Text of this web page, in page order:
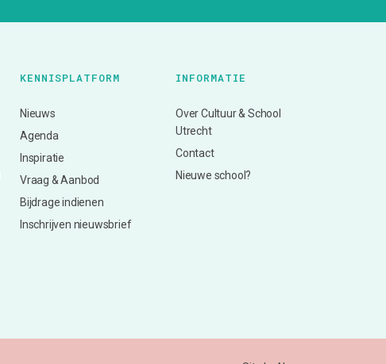
KENNISPLATFORM
Nieuws
Agenda
Inspiratie
Vraag & Aanbod
Bijdrage indienen
Inschrijven nieuwsbrief
INFORMATIE
Over Cultuur & School
Utrecht
Contact
Nieuwe school?